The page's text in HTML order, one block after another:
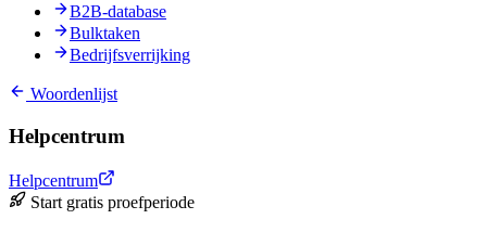
B2B-database
Bulktaken
Bedrijfsverrijking
Woordenlijst
Helpcentrum
Helpcentrum
Start gratis proefperiode